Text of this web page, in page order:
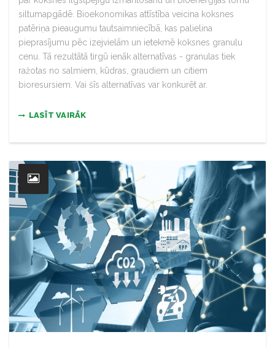
siltumapgādē. Bioekonomikas attīstība veicina koksnes
patēriņa pieaugumu tautsaimniecībā, kas palielina
pieprasījumu pēc izejvielām un ietekmē koksnes granulu
cenu. Tā rezultātā tirgū ienāk alternatīvas - granulas tiek
ražotas no salmiem, kūdras, graudiem un citiem
bioresursiem. Vai šīs alternatīvas var konkurēt ar.
LASĪT VAIRĀK